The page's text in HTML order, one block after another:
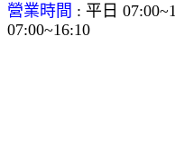
營業時間 : 平日
07:00~16:10